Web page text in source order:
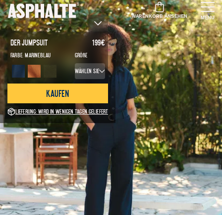
WARENKORB ANSEHEN MENU
Der Jumpsuit 199€
Farbe:Marineblau Größe
Wählen Sie
Kaufen
Lieferung: Wird in wenigen Tagen geliefert